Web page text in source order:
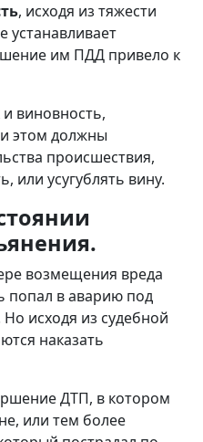
, исходя из тяжести
устанавливает
им ПДД привело к
виновность,
этом должны
происшествия,
или усугублять вину.
возмещения вреда
попал в аварию под
исходя из судебной
наказать
ДТП, в котором
или тем более